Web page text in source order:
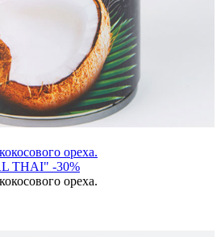
ореха.
THAI" -30%
ореха.